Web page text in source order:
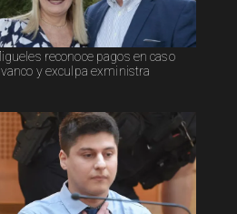
reconoce pagos en caso
y exculpa exministra